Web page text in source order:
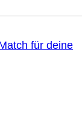
für deine